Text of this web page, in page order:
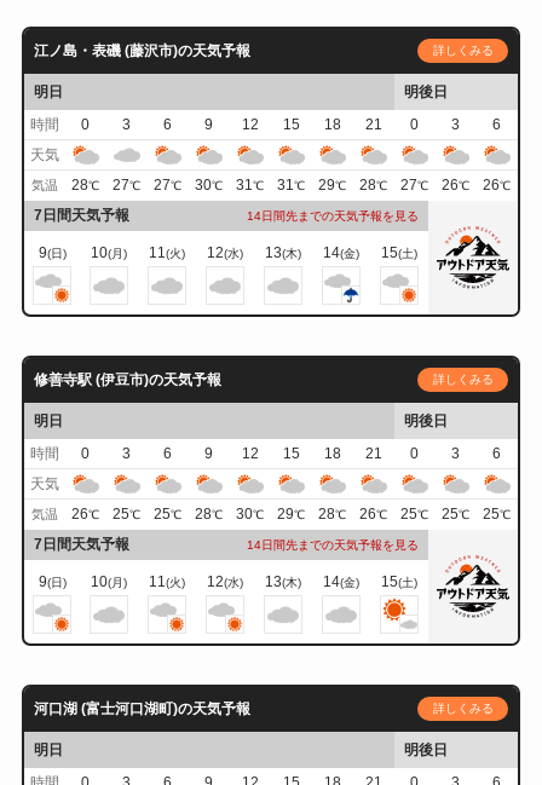
江ノ島・表磯 (藤沢市)の天気予報 詳しくみる
明日
明後日
時間
0 3 6 9 12 15 18 21 0 3
6
天気
気温 28℃ 27℃ 27℃ 30℃ 31℃ 31℃ 29℃ 28℃ 27℃ 26℃ 26℃
7日間天気予報 14日間先までの天気予報を見る
9(日) 10(月) 11(火) 12(水) 13(木) 14(金) 15(土)
修善寺駅 (伊豆市)の天気予報 詳しくみる
明日
明後日
時間
0 3 6 9 12 15 18 21 0 3
6
天気
気温 26℃ 25℃ 25℃ 28℃ 30℃ 29℃ 28℃ 26℃ 25℃ 25℃ 25℃
7日間天気予報 14日間先までの天気予報を見る
9(日) 10(月) 11(火) 12(水) 13(木) 14(金) 15(土)
河口湖 (富士河口湖町)の天気予報 詳しくみる
明日
明後日